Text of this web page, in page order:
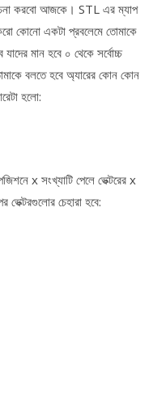
করবো আজকে। STL এর ম্যাপ
কোনো একটা প্রবলেমে তোমাকে
মান হবে ০ থেকে সর্বোচ্চ
বলতে হবে অ্যারের কোন কোন
হলো:
x সংখ্যাটি পেলে ভেক্টরের x
চেহারা হবে: